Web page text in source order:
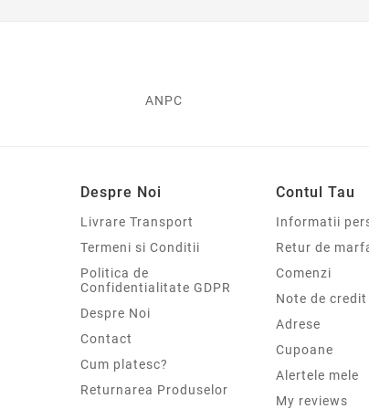
ANPC
Despre Noi
Livrare Transport
Termeni si Conditii
Politica de
Confidentialitate GDPR
Despre Noi
Contact
Cum platesc?
Returnarea Produselor
Contul Tau
Informatii
Retur de
Comenzi
Note de credit
Adrese
Cupoane
Alertele mele
My reviews